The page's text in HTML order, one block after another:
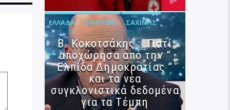
ΕΛΛΆΔΑ ΠΟΛΙΤΙΚΉ ΣΑΧΊΝΗΣ
Β. Κοκοτσάκης : Γιατί
αποχώρησα από την ”
Ελπίδα Δημοκρατίας ”
και τα νέα
συγκλονιστικά δεδομένα
για τα Τέμπη